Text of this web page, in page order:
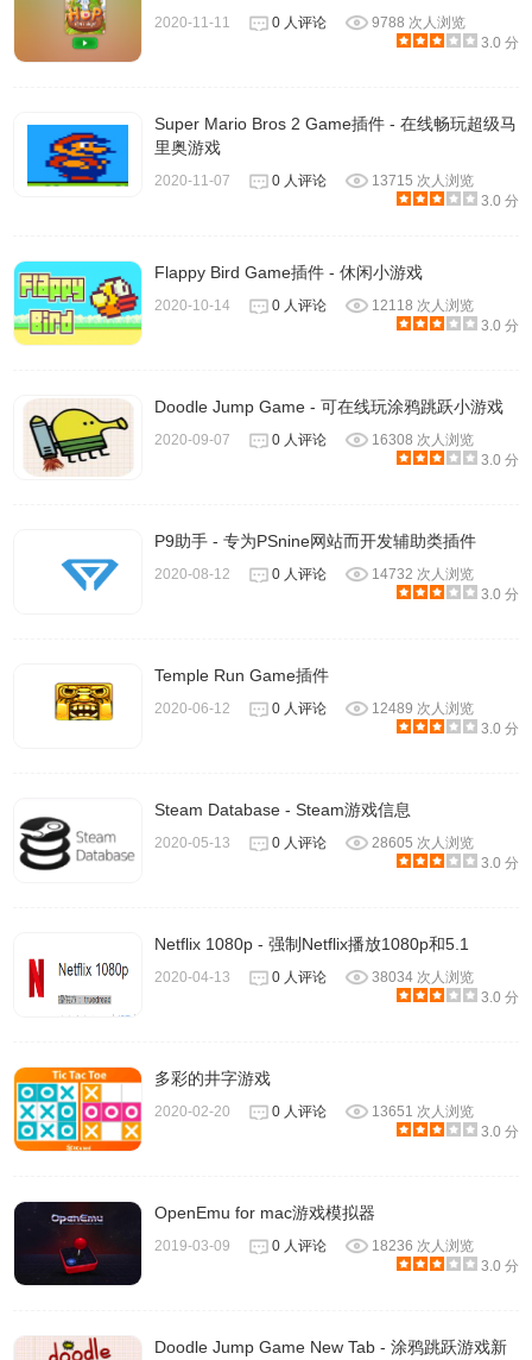
2020-11-11 0 人评论
9788 次人浏览
3.0 分
Super Mario Bros 2 Game插件 - 在线畅玩超级马
里奥游戏
2020-11-07 0 人评论
13715 次人浏览
3.0 分
Flappy Bird Game插件 - 休闲小游戏
2020-10-14 0 人评论
12118 次人浏览
3.0 分
Doodle Jump Game - 可在线玩涂鸦跳跃小游戏
2020-09-07 0 人评论
16308 次人浏览
3.0 分
P9助手 - 专为PSnine网站而开发辅助类插件
2020-08-12 0 人评论
14732 次人浏览
3.0 分
Temple Run Game插件
2020-06-12 0 人评论
12489 次人浏览
3.0 分
Steam Database - Steam游戏信息
2020-05-13 0 人评论
28605 次人浏览
3.0 分
Netflix 1080p - 强制Netflix播放1080p和5.1
2020-04-13 0 人评论
38034 次人浏览
3.0 分
多彩的井字游戏
2020-02-20 0 人评论
13651 次人浏览
3.0 分
OpenEmu for mac游戏模拟器
2019-03-09 0 人评论
18236 次人浏览
3.0 分
Doodle Jump Game New Tab - 涂鸦跳跃游戏新